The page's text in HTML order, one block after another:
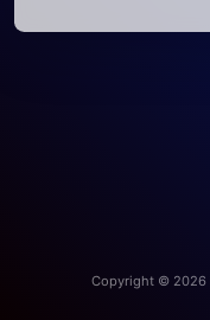
Copyright © 2026